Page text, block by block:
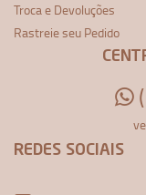
Troca e Devoluções
Rastreie seu Pedido
REDES SOCIAIS